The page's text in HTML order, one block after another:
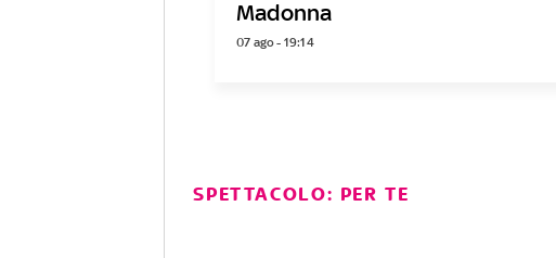
Madonna
07 ago - 19:14
SPETTACOLO: PER TE